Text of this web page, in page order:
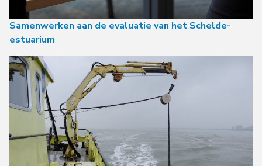
Samenwerken aan de evaluatie van het Schelde-
estuarium